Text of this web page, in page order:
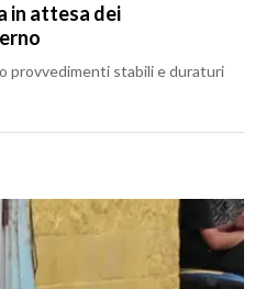
in attesa dei
provvedimenti stabili e duraturi